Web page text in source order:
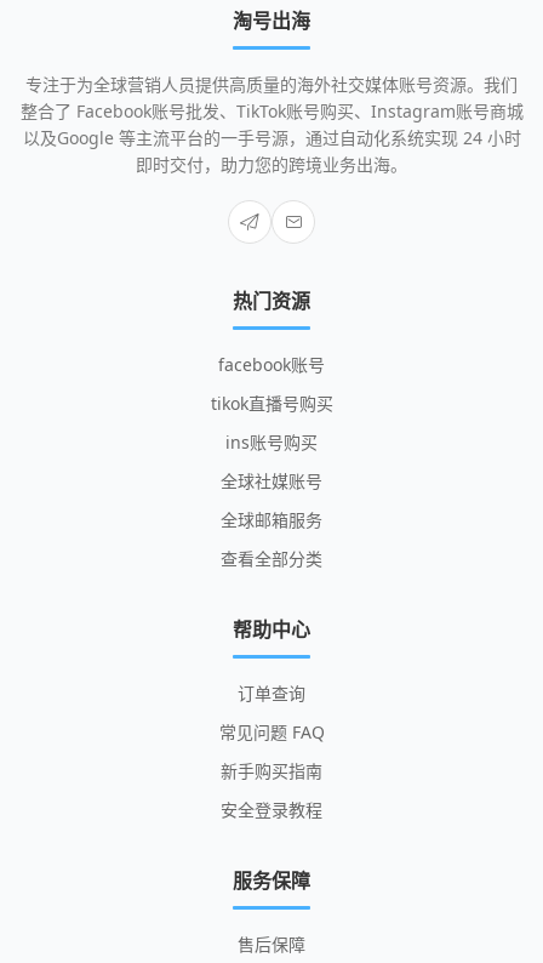
淘号出海
专注于为全球营销人员提供高质量的海外社交媒体账号资源。我们
整合了 Facebook账号批发、TikTok账号购买、Instagram账号商城
以及Google 等主流平台的一手号源，通过自动化系统实现 24 小时
即时交付，助力您的跨境业务出海。
热门资源
facebook账号
tikok直播号购买
ins账号购买
全球社媒账号
全球邮箱服务
查看全部分类
帮助中心
订单查询
常见问题 FAQ
新手购买指南
安全登录教程
服务保障
售后保障